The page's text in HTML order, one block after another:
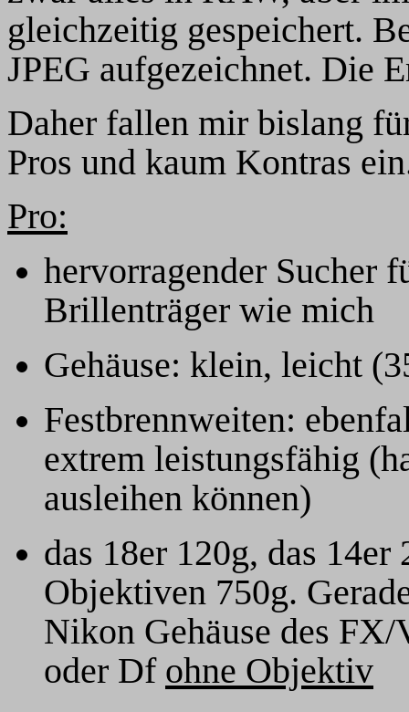
gleichzeitig gespeichert.
JPEG aufgezeichnet. Die
Daher fallen mir bislang
Pros und kaum Kontras
Pro:
hervorragender Sucher
Brillenträger wie mich
Gehäuse: klein, leicht
Festbrennweiten:
extrem leistungsfähig
ausleihen können)
das 18er 120g, das
Objektiven 750g.
Nikon Gehäuse des
oder Df ohne Objektiv